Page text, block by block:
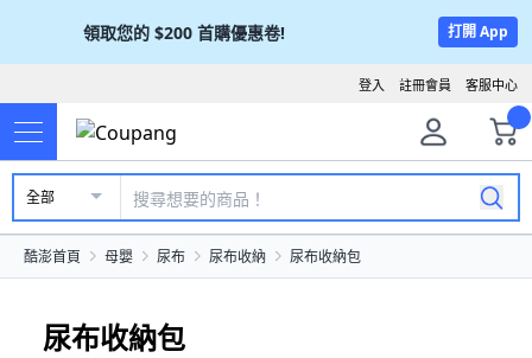
領取您的 $200 首購優惠卷! 打開 App
客服中心
註冊會員
登入
全部
酷澎首頁 母嬰 尿布 尿布收納 尿布收納包
尿布收納包